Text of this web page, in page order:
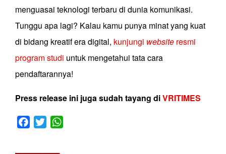
menguasai teknologi terbaru di dunia komunikasi.
Tunggu apa lagi? Kalau kamu punya minat yang kuat
di bidang kreatif era digital, kunjungi website resmi
program studi untuk mengetahui tata cara
pendaftarannya!
Press release ini juga sudah tayang diVRITIMES
Facebook
Twitter